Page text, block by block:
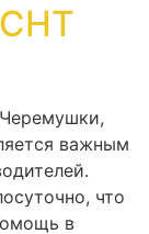
СНТ
важным
что
в